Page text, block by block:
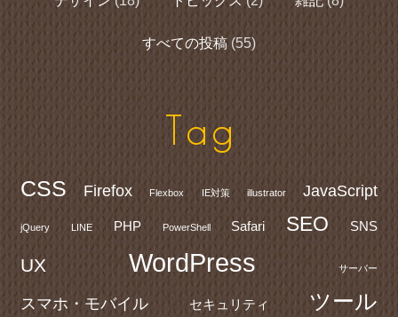
すべての投稿 (55)
Tag
CSS Firefox Flexbox IE対策 illustrator JavaScript
jQuery LINE PHP PowerShell Safari SEO SNS
UX WordPress サーバー
スマホ・モバイル セキュリティ ツール